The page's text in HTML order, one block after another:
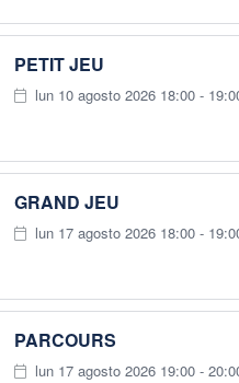
PETIT JEU
lun 10 agosto 2026 18:00 -
GRAND JEU
lun 17 agosto 2026 18:00 -
PARCOURS
lun 17 agosto 2026 19:00 -